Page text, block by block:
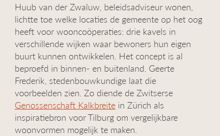
Huub van der Zwaluw, beleidsadviseur wonen,
lichtte toe welke locaties de gemeente op het oog
heeft voor wooncoöperaties: drie kavels in
verschillende wijken waar bewoners hun eigen
buurt kunnen ontwikkelen. Het concept is al
beproefd in binnen- en buitenland. Geerte
Frederik, stedenbouwkundige laat die
voorbeelden zien. Zo diende de Zwitserse
Genossenschaft Kalkbreite in Zürich als
inspiratiebron voor Tilburg om vergelijkbare
woonvormen mogelijk te maken.